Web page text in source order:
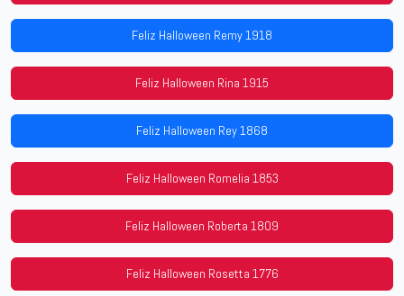
Feliz Halloween Remy 1918
Feliz Halloween Rina 1915
Feliz Halloween Rey 1868
Feliz Halloween Romelia 1853
Feliz Halloween Roberta 1809
Feliz Halloween Rosetta 1776